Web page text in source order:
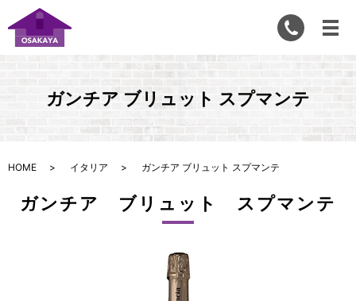
ガンチア ブリュット スプマンテ
HOME イタリア ガンチア ブリュット スプマンテ
ガンチア ブリュット スプマンテ